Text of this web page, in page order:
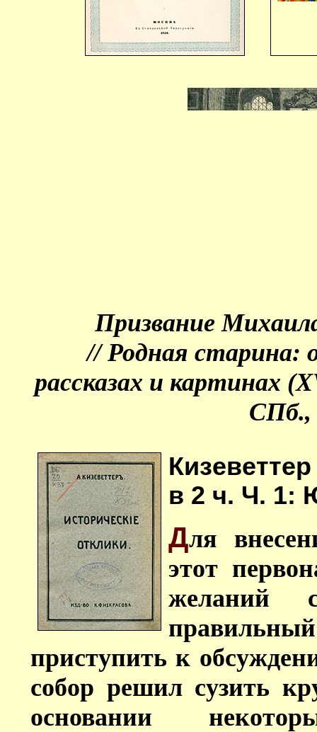
Призвание
// Родная старина:
рассказах и картинах (
СПб.,
в 2 ч. Ч. 1:
Для
этот
желаний
приступить к
собор решил сузить
основании